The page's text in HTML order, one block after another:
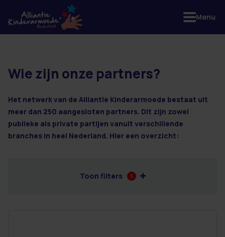
3 resultaten
Wie zijn onze partners?
Het netwerk van de Alliantie Kinderarmoede bestaat uit
meer dan 250 aangesloten partners. Dit zijn zowel
publieke als private partijen vanuit verschillende
branches in heel Nederland. Hier een overzicht:
Toon filters 5
Menu